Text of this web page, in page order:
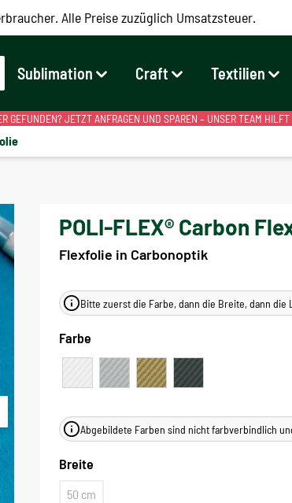
Alle Preise zuzüglich Umsatzsteuer.
Sublimation Craft Textilien
GEFUNDEN? JETZT ANFRAGEN UND SPAREN – UNSER TEAM HILFT
POLI-FLEX® Carbon
Flexfolie in Carbonoptik
Bitte zuerst die Farbe, dann die Breite, dann die
Farbe
Abgebildete Farben sind nicht farbverbindlich
Breite
50 cm